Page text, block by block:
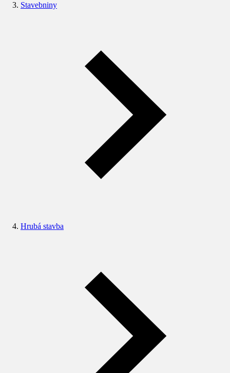
Stavebniny
Hrubá stavba